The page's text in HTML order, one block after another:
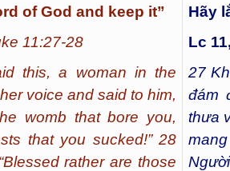
of God and keep it”
11:27-28
this, a woman in the
voice and said to him,
womb that bore you,
that you sucked!” 28
rather are those
Hãy
Lc
27
đám
thưa